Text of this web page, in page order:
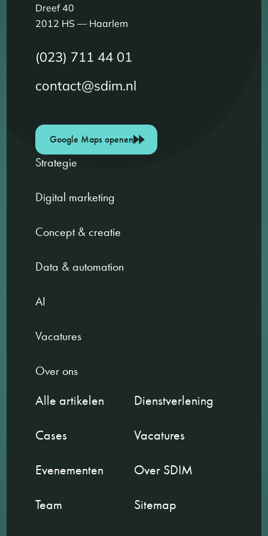
Dreef 40
2012 HS — Haarlem
(023) 711 44 01
contact@sdim.nl
Google Maps openen
Strategie
Digital marketing
Concept & creatie
Data & automation
AI
Vacatures
Over ons
Alle artikelen
Dienstverlening
Cases
Vacatures
Evenementen
Over SDIM
Team
Sitemap